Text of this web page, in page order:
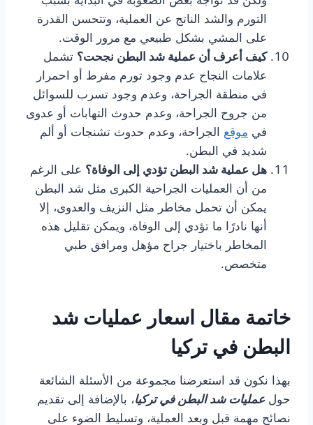
التورم والشد الناتج عن العملية، وتتحسن القدرة
على المشي بشكل طبيعي مع مرور الوقت.
كيف أعرف أن عملية شد البطن نجحت؟ تشمل
علامات النجاح عدم وجود تورم مفرط أو احمرار
في منطقة الجراحة، وعدم وجود تسرب للسوائل
من جروح الجراحة، وعدم حدوث التهابات أو عدوى
في موقع الجراحة، وعدم حدوث تشنجات أو ألم
شديد في البطن.
هل عملية شد البطن تؤدي إلى الوفاة؟ على الرغم
من أن العمليات الجراحية الكبرى مثل شد البطن
يمكن أن تحمل مخاطر مثل النزيف والعدوى، إلا
أنها نادرًا ما تؤدي إلى الوفاة، ويمكن تقليل هذه
المخاطر باختيار جراح مؤهل ومرافق طبي
متخصص.
خاتمة مقال اسعار عمليات شد
البطن في تركيا
بهذا نكون قد استعرضنا مجموعة من الأسئلة الشائعة
حولعمليات شد البطن في تركيا، بالإضافة إلى تقديم
نصائح مهمة قبل وبعد العملية، وتسليط الضوء على